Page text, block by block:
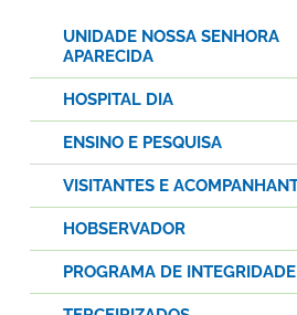
UNIDADE NOSSA SENHORA
APARECIDA
HOSPITAL DIA
ENSINO E PESQUISA
VISITANTES E
HOBSERVADOR
PROGRAMA DE INTEGRIDADE